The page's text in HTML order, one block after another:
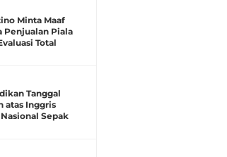
Minta Maaf
Penjualan Piala
Total
Tanggal
atas Inggris
Sepak